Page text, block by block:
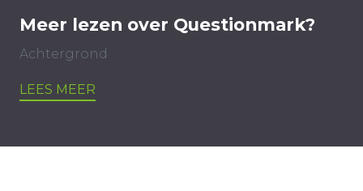
Meer lezen over Questionmark?
Achtergrond
LEES MEER